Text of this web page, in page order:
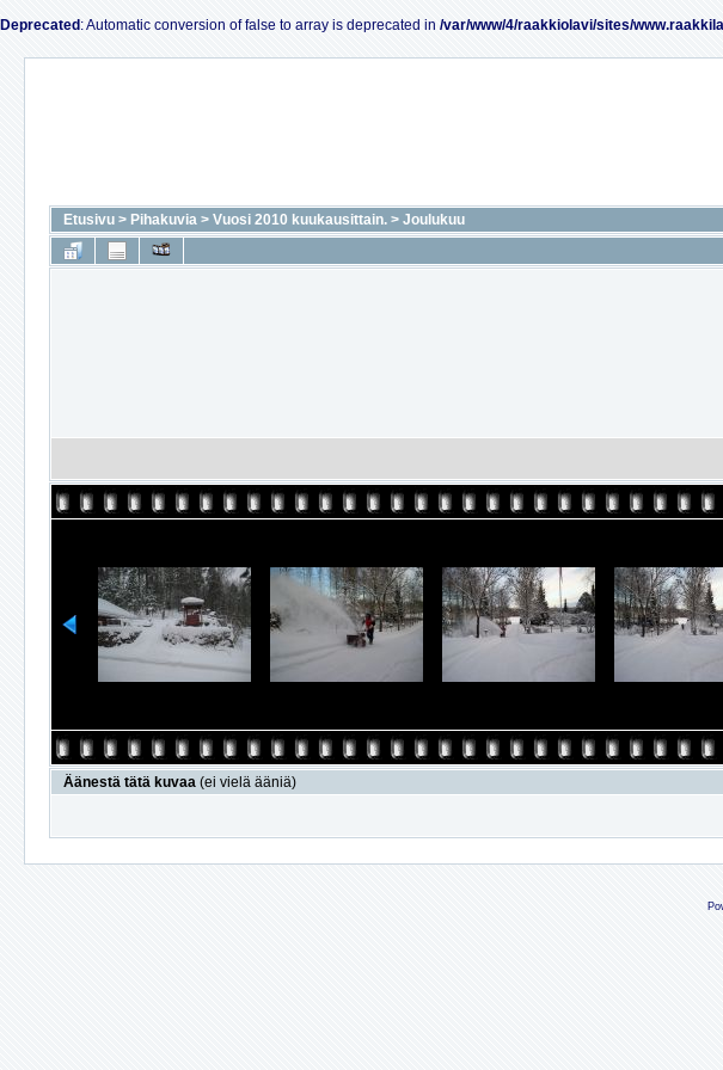
Deprecated : Automatic conversion of false to array is deprecated in /var/www/4/raakkiolavi/sites/
Etusivu > Pihakuvia > Vuosi 2010 kuukausittain. > Joulukuu
Äänestä tätä kuvaa (ei vielä ääniä)